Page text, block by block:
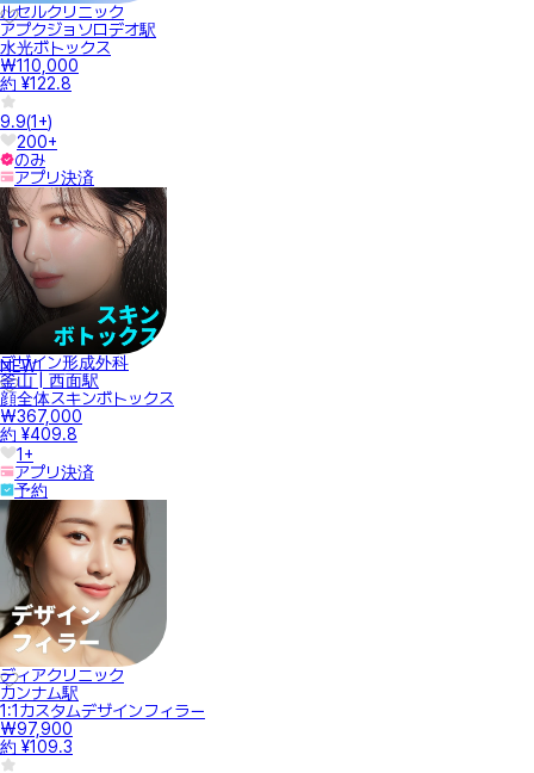
ルセルクリニック
アプクジョソロデオ駅
水光ボトックス
₩110,000
約 ¥122.8
9.9(1+)
200+
のみ
アプリ決済
NEW
デザイン形成外科
釜山 | 西面駅
顔全体スキンボトックス
₩367,000
約 ¥409.8
1+
アプリ決済
予約
ディアクリニック
カンナム駅
1:1カスタムデザインフィラー
₩97,900
約 ¥109.3